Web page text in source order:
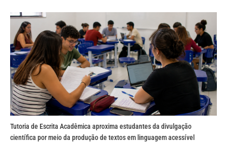
Tutoria de Escrita Acadêmica aproxima estudantes da divulgação
científica por meio da produção de textos em linguagem acessível